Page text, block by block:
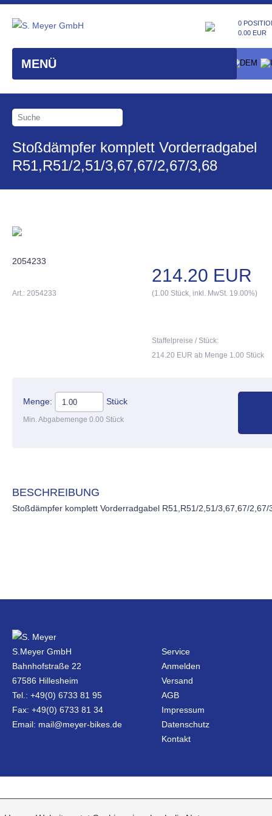
MENÜ
0
0.00 EUR
Stoßdämpfer komplett Vorderradgabel
R51,R51/2,51/3,67,67/2,67/3,68
2054233
214.20 EUR
Art.: 2054233 (1.00 Stück, inkl. MwSt. 19.00%)
Staffelpreise / Stück:
214.20 EUR ab Menge 1.00 Stück
Menge: Stück
Min. Abgabemenge 0.00 Stück
BESCHREIBUNG
Stoßdämpfer komplett Vorderradgabel R51,R51/2,51/3,67,67/2,67/
S.Meyer GmbH
Bahnhofstraße 22
67586 Hillesheim
Tel.: +49(0) 6733 81 95
Fax: +49(0) 6733 81 34
Email: mail@meyer-bikes.de
Service
Anmelden
Versand
AGB
Impressum
Datenschutz
Kontakt